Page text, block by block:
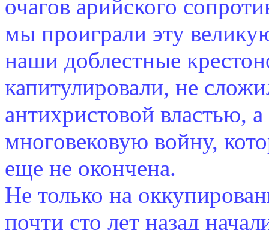
очагов арийского
мы проиграли эту
наши доблестные
капитулировали, не
антихристовой властью,
многовековую войну,
еще не окончена.
Не только на
почти сто лет назад